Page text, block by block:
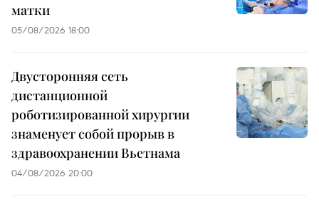
матки
05/08/2026 18:00
Двусторонняя сеть
дистанционной
роботизированной хирургии
знаменует собой прорыв в
здравоохранении Вьетнама
04/08/2026 20:00